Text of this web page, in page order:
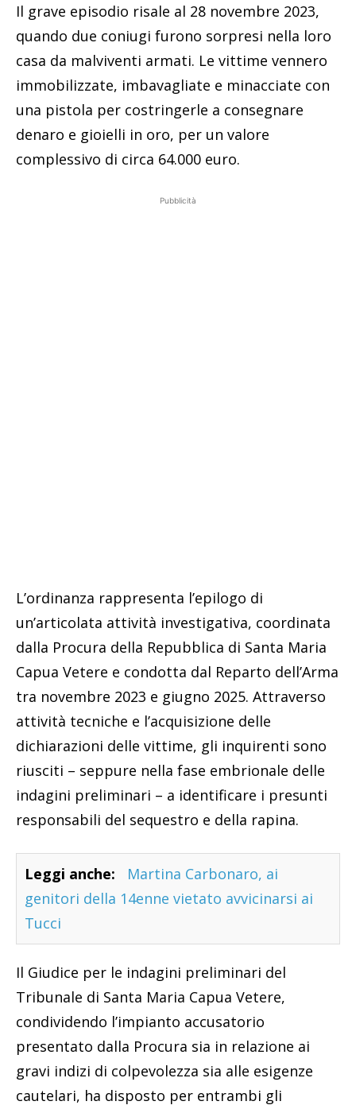
Il grave episodio risale al 28 novembre 2023,
quando due coniugi furono sorpresi nella loro
casa da malviventi armati. Le vittime vennero
immobilizzate, imbavagliate e minacciate con
una pistola per costringerle a consegnare
denaro e gioielli in oro, per un valore
complessivo di circa 64.000 euro.
Pubblicità
L’ordinanza rappresenta l’epilogo di
un’articolata attività investigativa, coordinata
dalla Procura della Repubblica di Santa Maria
Capua Vetere e condotta dal Reparto dell’Arma
tra novembre 2023 e giugno 2025. Attraverso
attività tecniche e l’acquisizione delle
dichiarazioni delle vittime, gli inquirenti sono
riusciti – seppure nella fase embrionale delle
indagini preliminari – a identificare i presunti
responsabili del sequestro e della rapina.
Leggi anche:
Martina Carbonaro, ai
genitori della 14enne vietato avvicinarsi ai
Tucci
Il Giudice per le indagini preliminari del
Tribunale di Santa Maria Capua Vetere,
condividendo l’impianto accusatorio
presentato dalla Procura sia in relazione ai
gravi indizi di colpevolezza sia alle esigenze
cautelari, ha disposto per entrambi gli